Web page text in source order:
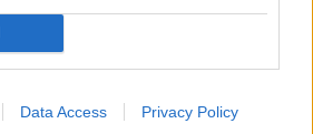
Data Access Privacy Policy